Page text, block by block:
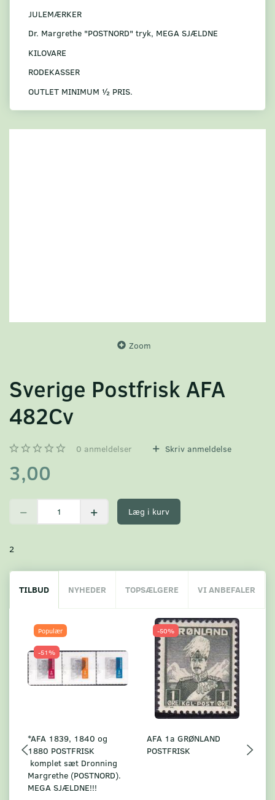
JULEMÆRKER
Dr. Margrethe "POSTNORD" tryk, MEGA SJÆLDNE
KILOVARE
RODEKASSER
OUTLET MINIMUM ½ PRIS.
Zoom
Sverige Postfrisk AFA
482Cv
0 anmeldelser Skriv anmeldelse
3,00
Læg i kurv
2
TILBUD NYHEDER TOPSÆLGERE VI ANBEFALER
Populær
-51%
*AFA 1839, 1840 og
1880 POSTFRISK
komplet sæt Dronning
Margrethe (POSTNORD).
MEGA SJÆLDNE!!!
-50%
AFA 1a GRØNLAND
POSTFRISK